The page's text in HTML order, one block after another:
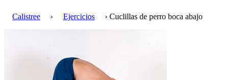
Calistree › Ejercicios › Cuclillas de perro boca abajo